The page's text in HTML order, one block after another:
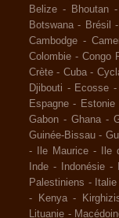
Belize - Bhoutan -
Botswana - Brésil -
Cambodge -
Colombie - Congo
Crète - Cuba -
Djibouti - Ecosse -
Espagne - Estonie
Gabon - Ghana -
Guinée-Bissau -
-
Ile Maurice - Ile
Inde - Indonésie -
Palestiniens - Italie
-
Kenya -
Lituanie -